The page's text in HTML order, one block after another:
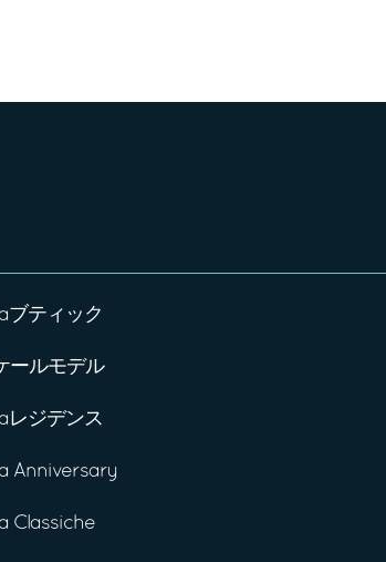
ブティック
ールモデル
レジデンス
Anniversary
Classiche